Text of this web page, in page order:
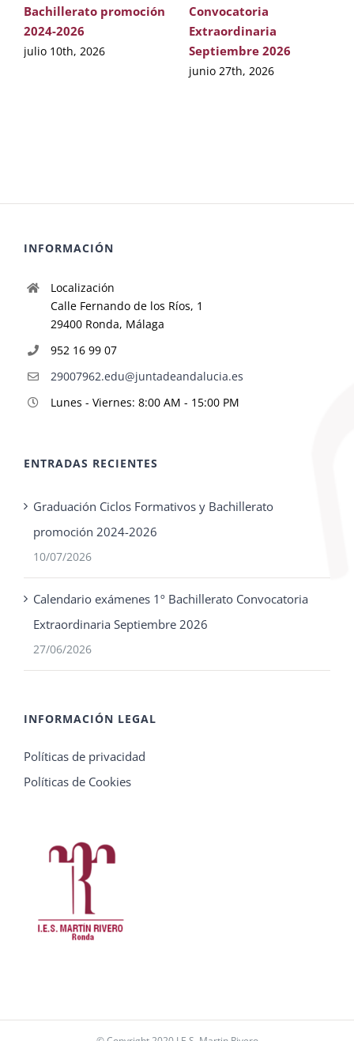
Bachillerato promoción
2024-2026
julio 10th, 2026
Convocatoria
Extraordinaria
Septiembre 2026
junio 27th, 2026
INFORMACIÓN
Localización
Calle Fernando de los Ríos, 1
29400 Ronda, Málaga
952 16 99 07
29007962.edu@juntadeandalucia.es
Lunes - Viernes: 8:00 AM - 15:00 PM
ENTRADAS RECIENTES
Graduación Ciclos Formativos y Bachillerato
promoción 2024-2026
10/07/2026
Calendario exámenes 1º Bachillerato Convocatoria
Extraordinaria Septiembre 2026
27/06/2026
INFORMACIÓN LEGAL
Políticas de privacidad
Políticas de Cookies